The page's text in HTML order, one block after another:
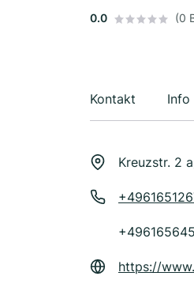
0.0 (0
Kontakt Info
Kreuzstr. 2
https://